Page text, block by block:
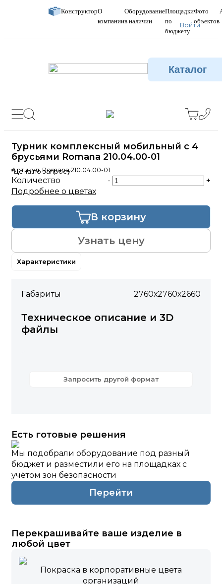
КонструкторО
компании
Оборудование
в наличии
Площадки
по
бюджету
Фото
объектов
Войти
Каталог
Характеристики
Габариты 2760х2760х2660
Техническое описание и 3D
файлы
Запросить другой формат
Есть готовые решения
Мы подобрали оборудование под разный
бюджет и разместили его на площадках с
учётом зон безопасности
Перейти
Перекрашивайте ваше изделие в
любой цвет
Покраска в корпоративные цвета
организаций
Турник комплексный мобильный с 4
брусьями Romana 210.04.00-01
Артикул: Romana 210.04.00-01
*Цена по запросу
Количество -
+
Подробнее о цветах
Узнать цену
В корзину